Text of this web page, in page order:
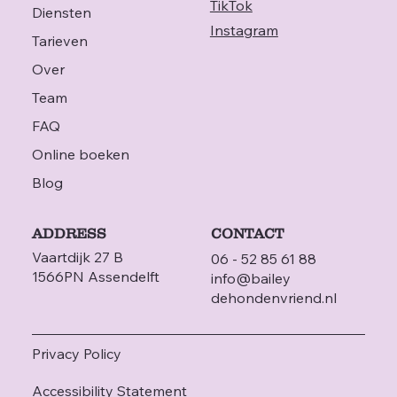
Diensten
Tarieven
Over
Team
FAQ
Online boeken
Blog
CONTACT
06 - 52 85 61 88
info@bailey
dehondenvriend.nl
ADDRESS
Vaartdijk 27 B
1566PN Assendelft
TikTok
Instagram
Privacy Policy
Accessibility Statement